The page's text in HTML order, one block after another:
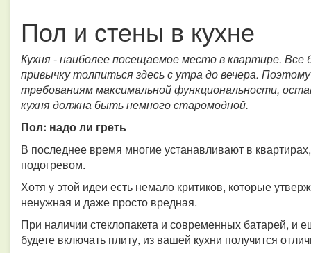
Пол и стены в кухне
Кухня - наиболее посещаемое место в квартире.
привычку толпиться здесь с утра до вечера.
требованиям максимальной функциональности,
кухня должна быть немного старомодной.
Пол: надо ли греть
В последнее время многие устанавливают в
подогревом.
Хотя у этой идеи есть немало критиков, которые
ненужная и даже просто вредная.
При наличии стеклопакета и современных батарей, и
будете включать плиту, из вашей кухни получится